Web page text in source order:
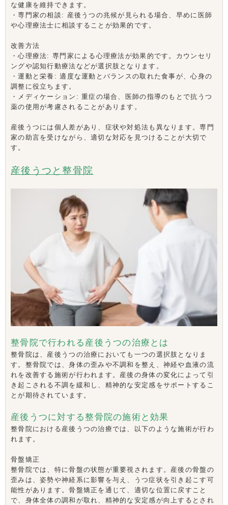
な健康を維持できます。
・専門家の相談: 産後うつの兆候が見られる場合、早めに医師
や心理療法士に相談することが効果的です。
改善方法
・心理療法: 専門家による心理療法が効果的です。カウンセリ
ングや認知行動療法などが選択肢となります。
・運動と栄養: 適度な運動とバランスの取れた食事が、心身の
調整に役立ちます。
・メディケーション: 重症の場合、医師の指導のもとで抗うつ
薬の使用が考慮されることがあります。
産後うつには個人差があり、症状や対処法も異なります。専門
家の助言を受けながら、適切な対応を見つけることが大切で
す。
産後うつと整骨院
整骨院で行われる産後うつの治療とは
整骨院は、産後うつの治療においても一つの選択肢となりま
す。整骨院では、身体の歪みや不調和を整え、神経や血液の流
れを改善する施術が行われます。産後の身体の変化によって引
き起こされる不調を緩和し、精神的な安定感をサポートするこ
とが期待されています。
産後うつに対する整骨院の施術と効果
整骨院における産後うつの治療では、以下のような施術が行わ
れます。
骨盤矯正
整骨院では、特に骨盤の状態が重要視されます。産後の骨盤の
歪みは、姿勢や神経系に影響を与え、うつ症状を引き起こす可
能性があります。骨盤矯正を通じて、適切な位置に戻すこと
で、身体全体の調和が取れ、精神的な安定感が向上するとされ